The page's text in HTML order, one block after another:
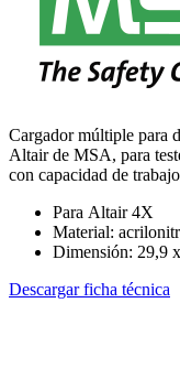
Cargador múltiple para
Altair de MSA, para
con capacidad de
Para Altair 4X
Material:
Dimensión: 29,9
Descargar ficha técnica